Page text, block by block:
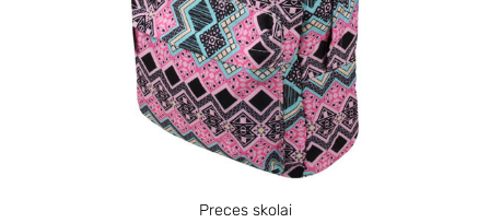
Preces skolai